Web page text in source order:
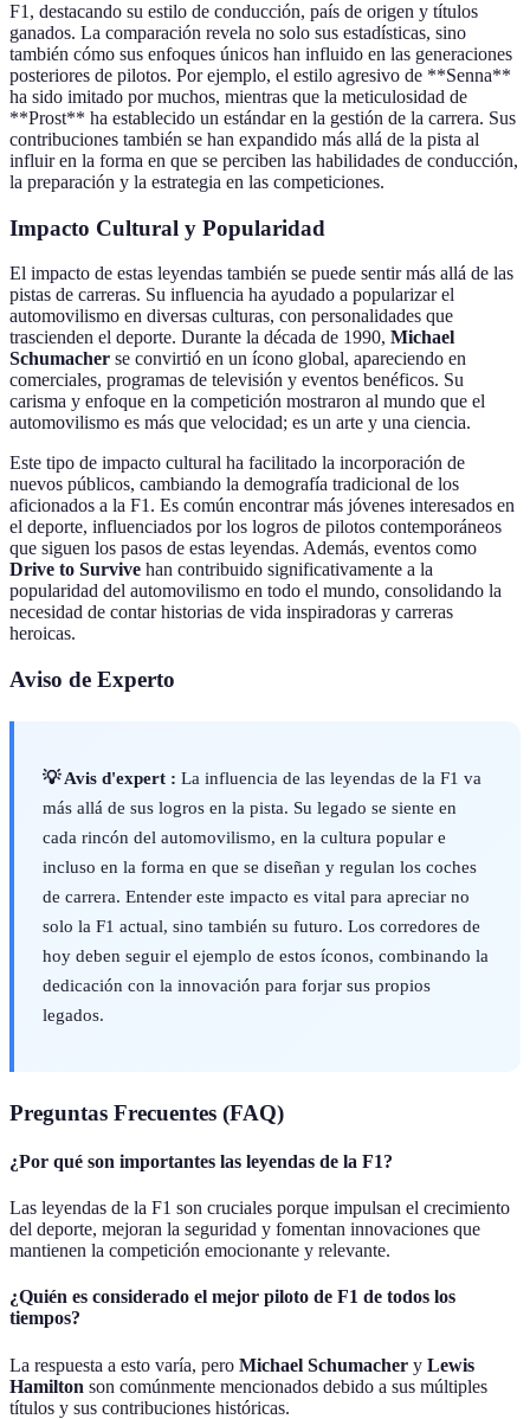
F1, destacando su estilo de conducción, país de origen y títulos
ganados. La comparación revela no solo sus estadísticas, sino
también cómo sus enfoques únicos han influido en las generaciones
posteriores de pilotos. Por ejemplo, el estilo agresivo de **Senna**
ha sido imitado por muchos, mientras que la meticulosidad de
**Prost** ha establecido un estándar en la gestión de la carrera. Sus
contribuciones también se han expandido más allá de la pista al
influir en la forma en que se perciben las habilidades de conducción,
la preparación y la estrategia en las competiciones.
Impacto Cultural y Popularidad
El impacto de estas leyendas también se puede sentir más allá de las
pistas de carreras. Su influencia ha ayudado a popularizar el
automovilismo en diversas culturas, con personalidades que
trascienden el deporte. Durante la década de 1990, Michael
Schumacher se convirtió en un ícono global, apareciendo en
comerciales, programas de televisión y eventos benéficos. Su
carisma y enfoque en la competición mostraron al mundo que el
automovilismo es más que velocidad; es un arte y una ciencia.
Este tipo de impacto cultural ha facilitado la incorporación de
nuevos públicos, cambiando la demografía tradicional de los
aficionados a la F1. Es común encontrar más jóvenes interesados en
el deporte, influenciados por los logros de pilotos contemporáneos
que siguen los pasos de estas leyendas. Además, eventos como
Drive to Survive han contribuido significativamente a la
popularidad del automovilismo en todo el mundo, consolidando la
necesidad de contar historias de vida inspiradoras y carreras
heroicas.
Aviso de Experto
💡 Avis d'expert : La influencia de las leyendas de la F1 va
más allá de sus logros en la pista. Su legado se siente en
cada rincón del automovilismo, en la cultura popular e
incluso en la forma en que se diseñan y regulan los coches
de carrera. Entender este impacto es vital para apreciar no
solo la F1 actual, sino también su futuro. Los corredores de
hoy deben seguir el ejemplo de estos íconos, combinando la
dedicación con la innovación para forjar sus propios
legados.
Preguntas Frecuentes (FAQ)
¿Por qué son importantes las leyendas de la F1?
Las leyendas de la F1 son cruciales porque impulsan el crecimiento
del deporte, mejoran la seguridad y fomentan innovaciones que
mantienen la competición emocionante y relevante.
¿Quién es considerado el mejor piloto de F1 de todos los
tiempos?
La respuesta a esto varía, pero Michael Schumacher y Lewis
Hamilton son comúnmente mencionados debido a sus múltiples
títulos y sus contribuciones históricas.